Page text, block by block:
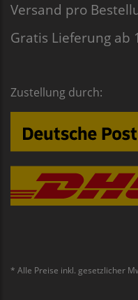
Versand pro
Gratis Lieferung ab
Zustellung durch:
* Alle Preise inkl. gesetzlicher